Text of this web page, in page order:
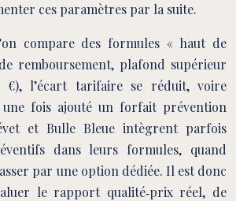
ces paramètres par la suite.
compare des formules « haut de
remboursement, plafond supérieur
l’écart tarifaire se réduit, voire
fois ajouté un forfait prévention
et Bulle Bleue intègrent parfois
dans leurs formules, quand
par une option dédiée. Il est donc
le rapport qualité‑prix réel, de